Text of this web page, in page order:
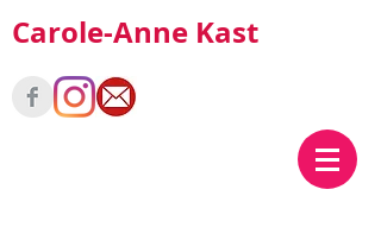
Carole-Anne Kast